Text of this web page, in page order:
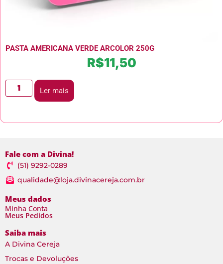
PASTA AMERICANA VERDE ARCOLOR 250G
R$11,50
Ler mais
Fale com a Divina!
(51) 9292-0289
qualidade@loja.divinacereja.com.br
Meus dados
Minha Conta
Meus Pedidos
Saiba mais
A Divina Cereja
Trocas e Devoluções